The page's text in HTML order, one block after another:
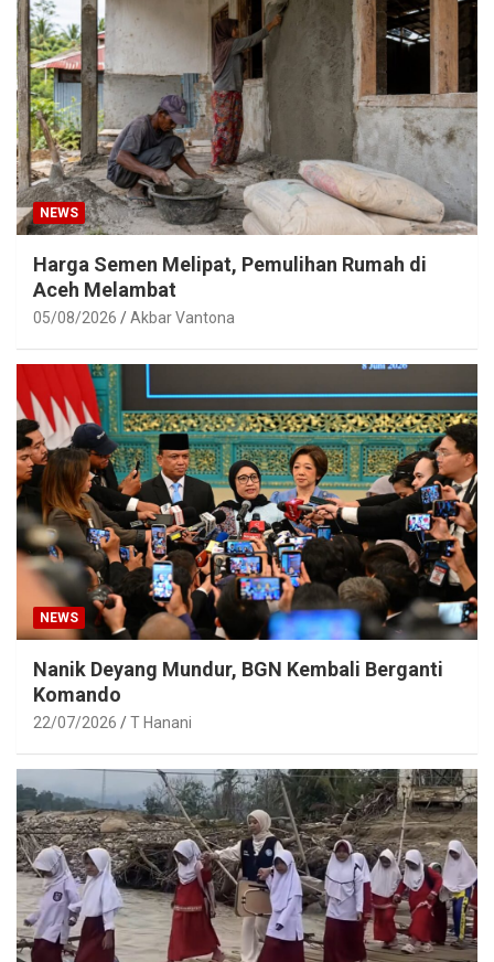
NEWS
Harga Semen Melipat, Pemulihan Rumah di
Aceh Melambat
05/08/2026 Akbar Vantona
NEWS
Nanik Deyang Mundur, BGN Kembali Berganti
Komando
22/07/2026 T Hanani